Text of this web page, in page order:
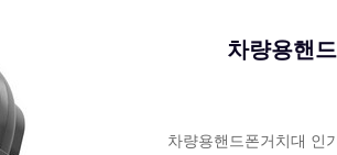
차량용핸
차량용핸드폰거치대 인